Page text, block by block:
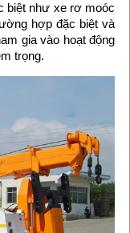
biệt như xe rơ moóc
hợp đặc biệt và
gia vào hoạt động
trọng.